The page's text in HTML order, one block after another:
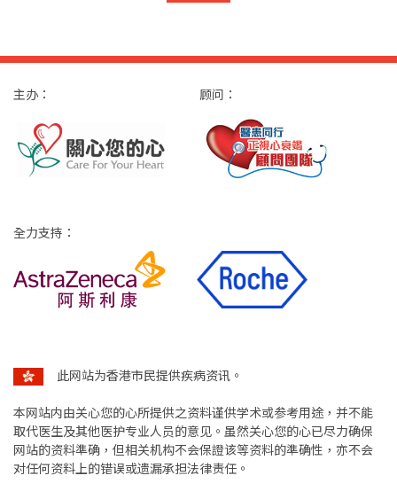
此网站为香港市民提供疾病资讯。
本网站内由关心您的心所提供之资料谨供学术或参考用途，并不能
取代医生及其他医护专业人员的意见。虽然关心您的心已尽力确保
网站的资料準确，但相关机构不会保證该等资料的準确性，亦不会
对任何资料上的错误或遗漏承担法律责任。
主办： 顾问：
全力支持：